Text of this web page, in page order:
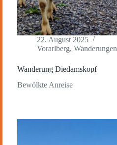
22. August 2025
Vorarlberg, Wanderungen
Wanderung Diedamskopf
Bewölkte Anreise